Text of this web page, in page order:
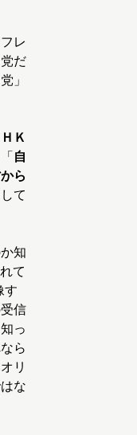
レ
だ
」
Ｋ
自
ら
て
知
て
す
信
っ
ら
リ
な